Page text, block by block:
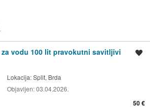
vodu 100 lit pravokutni savitljivi
Lokacija:Split, Brda
Objavljen:03.04.2026.
50 €